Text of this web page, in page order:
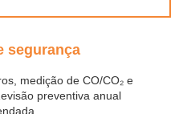
segurança
medição de CO/CO₂ e
preventiva anual